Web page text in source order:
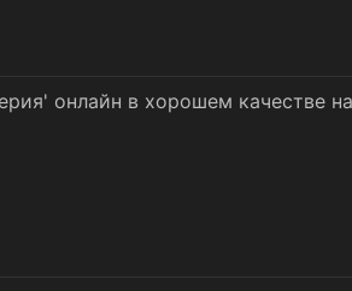
онлайн в хорошем качестве